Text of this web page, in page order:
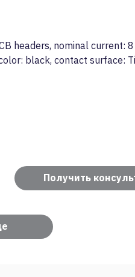
headers, nominal current:
black, contact surface:
Получить